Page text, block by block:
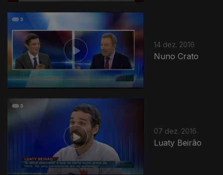
14 dez. 2016
Nuno Crato
07 dez. 2016
Luaty Beirão